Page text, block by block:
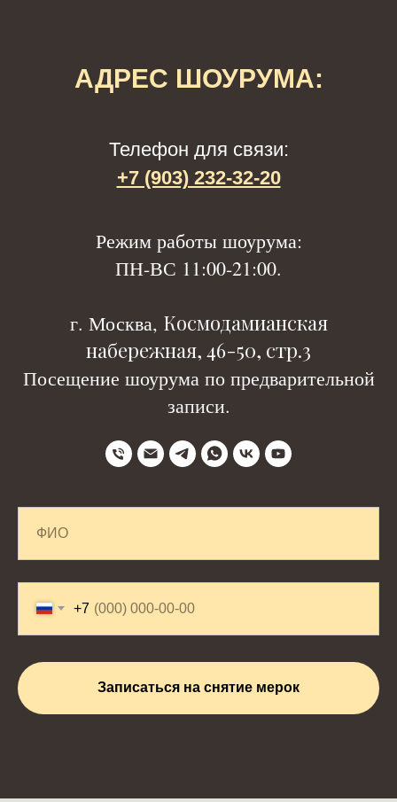
АДРЕС ШОУРУМА:
Телефон для связи:
+7 (903) 232-32-20
Режим работы шоурума:
ПН-ВС 11:00-21:00.
г. Москва, Космодамианская
набережная, 46-50, стр.3
Посещение шоурума по предварительной
записи.
+7
Записаться на снятие мерок